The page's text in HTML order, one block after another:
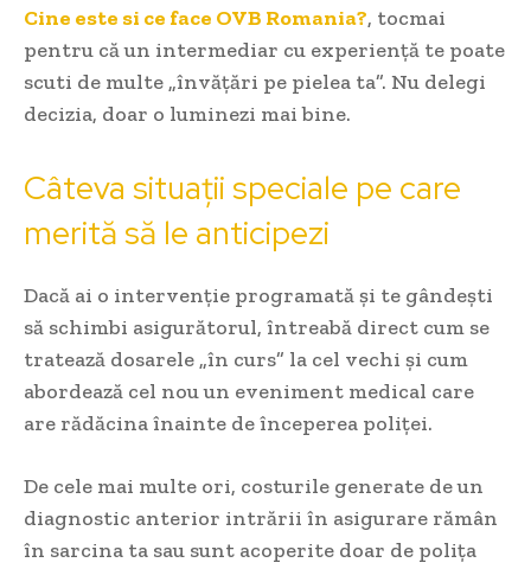
Cine este si ce face OVB Romania?, tocmai
pentru că un intermediar cu experiență te poate
scuti de multe „învățări pe pielea ta”. Nu delegi
decizia, doar o luminezi mai bine.
Câteva situații speciale pe care
merită să le anticipezi
Dacă ai o intervenție programată și te gândești
să schimbi asigurătorul, întreabă direct cum se
tratează dosarele „în curs” la cel vechi și cum
abordează cel nou un eveniment medical care
are rădăcina înainte de începerea poliței.
De cele mai multe ori, costurile generate de un
diagnostic anterior intrării în asigurare rămân
în sarcina ta sau sunt acoperite doar de polița